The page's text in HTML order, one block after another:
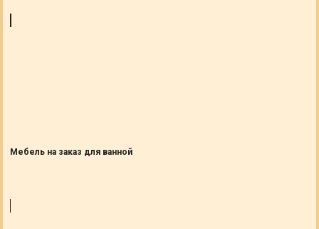
Мебель на заказ для ванной